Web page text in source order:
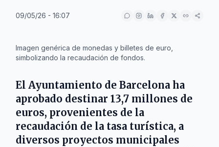
09/05/26 - 16:07
Imagen genérica de monedas y billetes de euro,
simbolizando la recaudación de fondos.
El Ayuntamiento de Barcelona ha
aprobado destinar 13,7 millones de
euros, provenientes de la
recaudación de la tasa turística, a
diversos proyectos municipales